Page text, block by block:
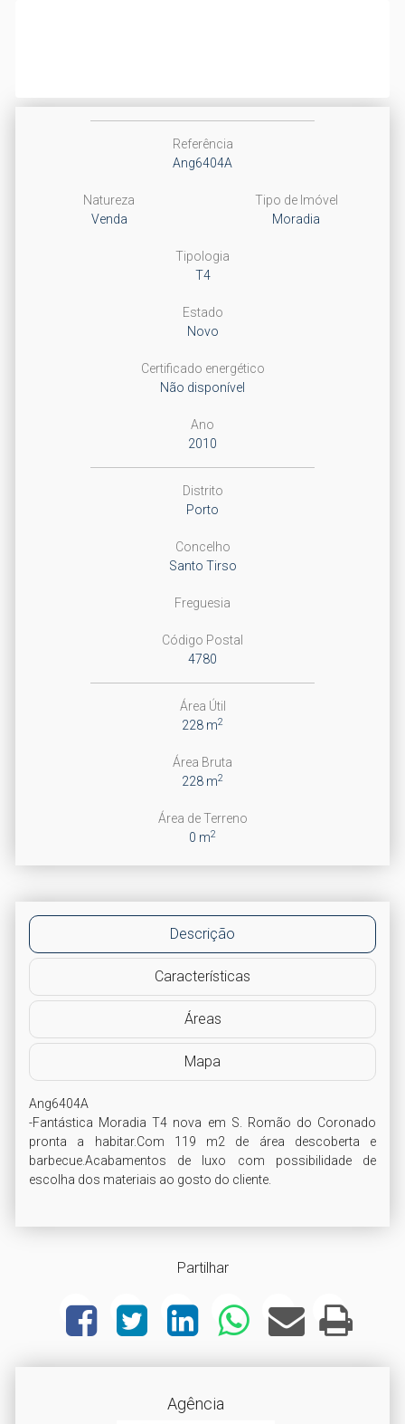
Referência
Ang6404A
Natureza
Venda
Tipo de Imóvel
Moradia
Tipologia
T4
Estado
Novo
Certificado energético
Não disponível
Ano
2010
Distrito
Porto
Concelho
Santo Tirso
Freguesia
Código Postal
4780
Área Útil
228 m2
Área Bruta
228 m2
Área de Terreno
0 m2
Partilhar
Agência
Descrição
Características
Áreas
Mapa
Ang6404A
-Fantástica Moradia T4 nova em S. Romão do Coronado
pronta a habitar.Com 119 m2 de área descoberta e
barbecue.Acabamentos de luxo com possibilidade de
escolha dos materiais ao gosto do cliente.